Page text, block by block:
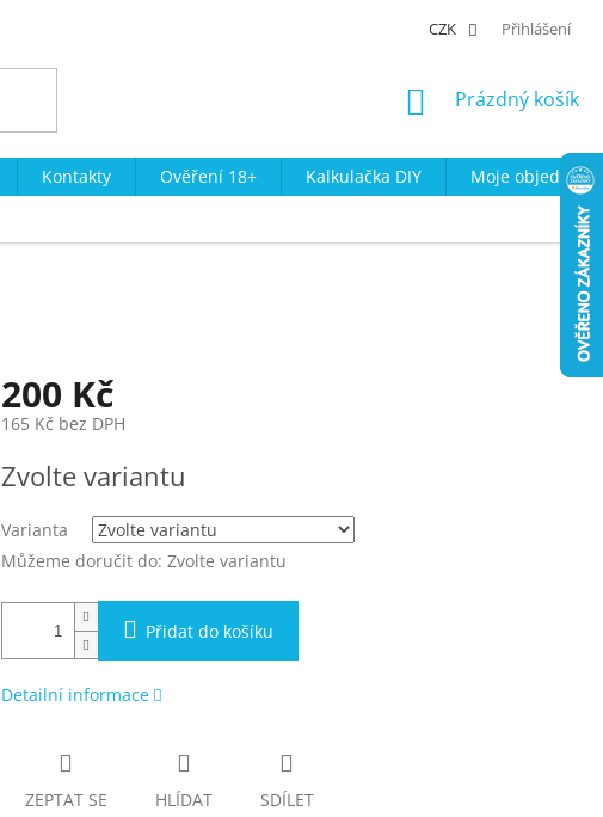
CZK Přihlášení
NÁKUPNÍ
Prázdný košík
Kontakty Ověření 18+ Kalkulačka DIY
Moje
200 Kč
165 Kč bez DPH
cena:
Zvolte variantu
Varianta
Můžeme doručit do: Zvolte variantu
Přidat do košíku
Detailní informace
ZEPTAT SE HLÍDAT SDÍLET